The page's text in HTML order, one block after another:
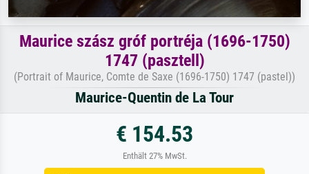
Maurice szász gróf portréja (1696-1750)
1747 (pasztell)
(Portrait of Maurice, Comte de Saxe (1696-1750) 1747 (pastel))
Maurice-Quentin de La Tour
€ 154.53
Enthält 27% MwSt.